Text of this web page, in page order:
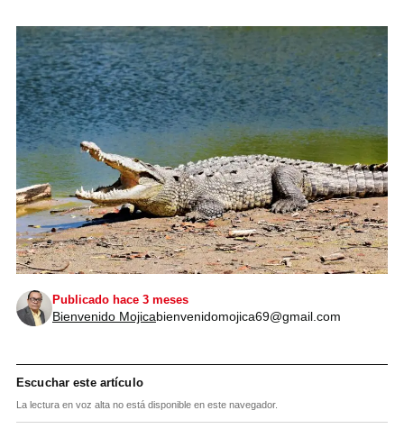
Publicado hace 3 meses
Bienvenido Mojicabienvenidomojica69@gmail.com
Escuchar este artículo
La lectura en voz alta no está disponible en este navegador.